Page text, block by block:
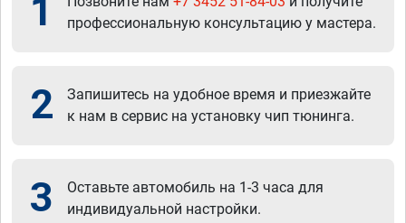
1
профессиональную консультацию у мастера.
2
Запишитесь на удобное время и приезжайте
к нам в сервис на установку чип тюнинга.
3
Оставьте автомобиль на 1-3 часа для
индивидуальной настройки.